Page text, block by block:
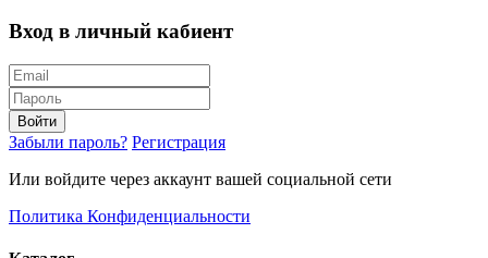
Вход в личный кабиент
Войти
Забыли пароль? Регистрация
Или войдите через аккаунт вашей социальной сети
Политика Конфиденциальности